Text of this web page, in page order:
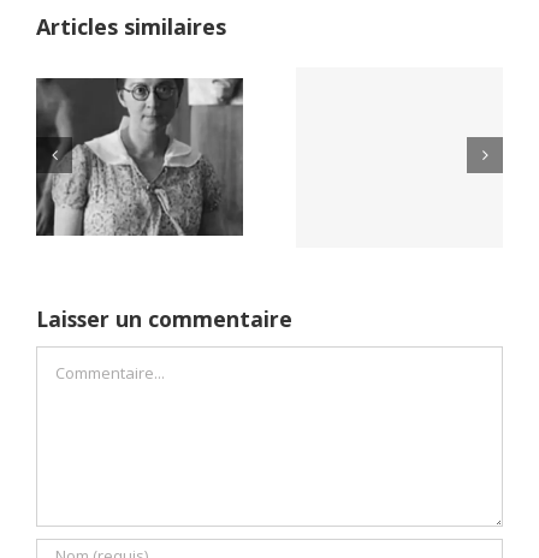
Articles similaires
Netflix Field of
Dreams (1989)
Yaïr Golan : une
Laisser un commentaire